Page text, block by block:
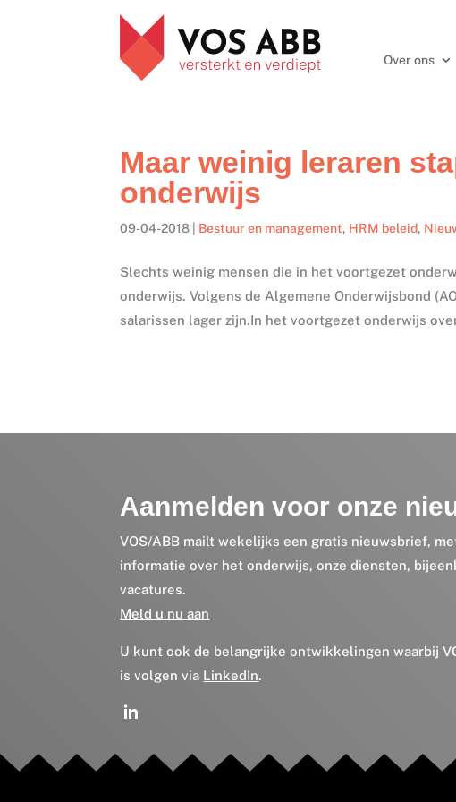
Over ons
Maar weinig leraren
onderwijs
09-04-2018 Bestuur en management, HRM beleid,
Slechts weinig mensen die in het voortgezet
onderwijs. Volgens de Algemene Onderwijsbond
salarissen lager zijn.In het voortgezet onderwijs
Aanmelden voor onze
VOS/ABB mailt wekelijks een gratis nieuwsbrief,
informatie over het onderwijs, onze diensten,
vacatures.
Meld u nu aan
U kunt ook de belangrijke ontwikkelingen waarbij
is volgen via LinkedIn.